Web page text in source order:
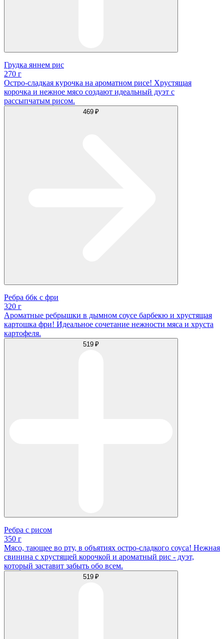
Грудка яннем рис
270 г
Остро-сладкая курочка на ароматном рисе! Хрустящая
корочка и нежное мясо создают идеальный дуэт с
рассыпчатым рисом.
469 ₽
Ребра ббк с фри
320 г
Ароматные ребрышки в дымном соусе барбекю и хрустящая
картошка фри! Идеальное сочетание нежности мяса и хруста
картофеля.
519 ₽
Ребра с рисом
350 г
Мясо, тающее во рту, в объятиях остро-сладкого соуса! Нежная
свинина с хрустящей корочкой и ароматный рис - дуэт,
который заставит забыть обо всем.
519 ₽